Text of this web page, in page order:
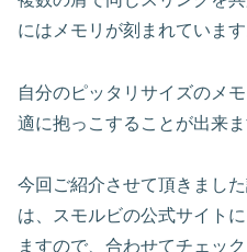
にはメモリが刻まれています
自分のピッタリサイズのメ
適に抱っこすることが出来ま
今回ご紹介させて頂きまし
は、スモルビの公式サイト
ますので、合わせてチェッ